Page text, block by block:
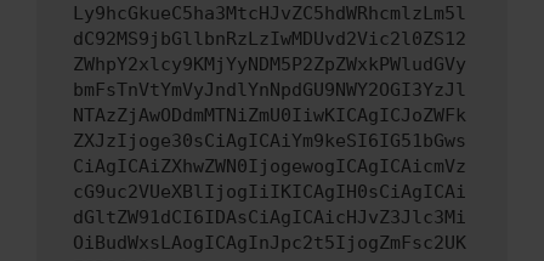
Ly9hcGkueC5ha3MtcHJvZC5hdWRhcmlzLm5l
dC92MS9jbGllbnRzLzIwMDUvd2Vic2l0ZS12
ZWhpY2xlcy9KMjYyNDM5P2ZpZWxkPWludGVy
bmFsTnVtYmVyJndlYnNpdGU9NWY2OGI3YzJl
NTAzZjAwODdmMTNiZmU0IiwKICAgICJoZWFk
ZXJzIjoge30sCiAgICAiYm9keSI6IG51bGws
CiAgICAiZXhwZWN0IjogewogICAgICAicmVz
cG9uc2VUeXBlIjogIiIKICAgIH0sCiAgICAi
dGltZW91dCI6IDAsCiAgICAicHJvZ3Jlc3Mi
OiBudWxsLAogICAgInJpc2t5IjogZmFsc2UK